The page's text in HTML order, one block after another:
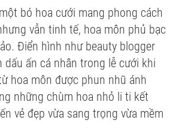
bó hoa cưới mang phong cách
vẫn tinh tế, hoa môn phủ bạc
Điển hình như beauty blogger
dấu ấn cá nhân trong lễ cưới khi
hoa môn được phun nhũ ánh
những chùm hoa nhỏ li ti kết
vẻ đẹp vừa sang trọng vừa mềm